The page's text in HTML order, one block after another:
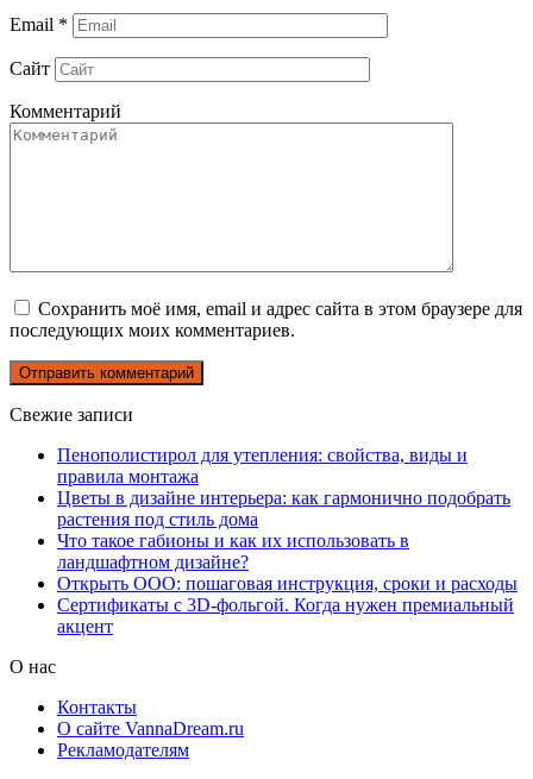
Email *
Сайт
Комментарий
Сохранить моё имя, email и адрес сайта в этом браузере для
последующих моих комментариев.
Свежие записи
Пенополистирол для утепления: свойства, виды и
правила монтажа
Цветы в дизайне интерьера: как гармонично подобрать
растения под стиль дома
Что такое габионы и как их использовать в
ландшафтном дизайне?
Открыть ООО: пошаговая инструкция, сроки и расходы
Сертификаты с 3D-фольгой. Когда нужен премиальный
акцент
О нас
Контакты
О сайте VannaDream.ru
Рекламодателям